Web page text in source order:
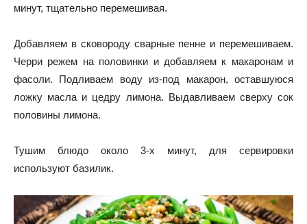
минут, тщательно перемешивая.
Добавляем в сковороду сварные пенне и перемешиваем.
Черри режем на половинки и добавляем к макаронам и
фасоли. Подливаем воду из-под макарон, оставшуюся
ложку масла и цедру лимона. Выдавливаем сверху сок
половины лимона.
Тушим блюдо около 3-х минут, для сервировки
используют базилик.